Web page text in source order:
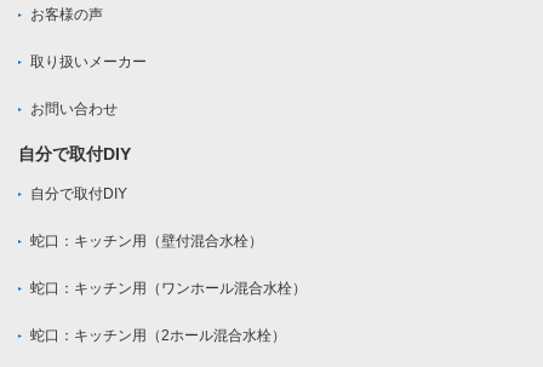
お客様の声
取り扱いメーカー
お問い合わせ
自分で取付DIY
自分で取付DIY
蛇口：キッチン用（壁付混合水栓）
蛇口：キッチン用（ワンホール混合水栓）
蛇口：キッチン用（2ホール混合水栓）